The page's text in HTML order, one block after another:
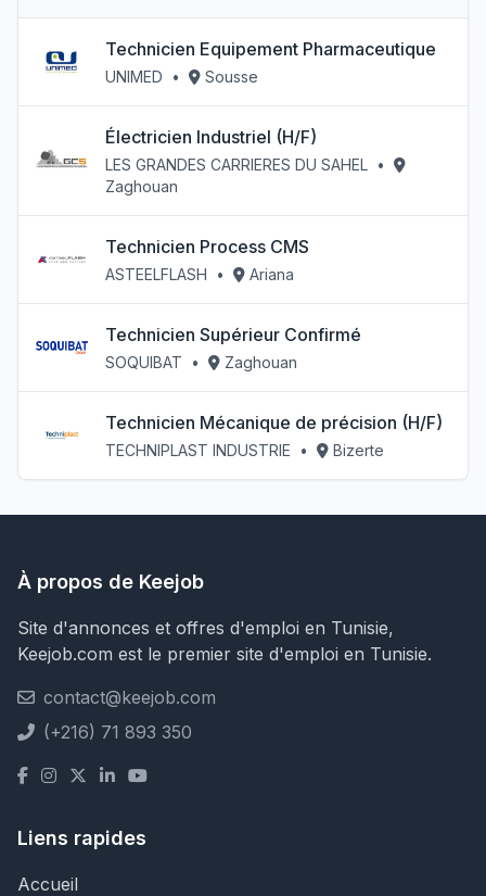
Technicien Equipement Pharmaceutique
UNIMED • Sousse
Électricien Industriel (H/F)
LES GRANDES CARRIERES DU SAHEL •
Zaghouan
Technicien Process CMS
ASTEELFLASH • Ariana
Technicien Supérieur Confirmé
SOQUIBAT • Zaghouan
Technicien Mécanique de précision (H/F)
TECHNIPLAST INDUSTRIE • Bizerte
À propos de Keejob
Site d'annonces et offres d'emploi en Tunisie,
Keejob.com est le premier site d'emploi en Tunisie.
contact@keejob.com
(+216) 71 893 350
Liens rapides
Accueil